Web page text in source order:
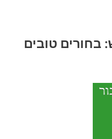
בחורים טובים